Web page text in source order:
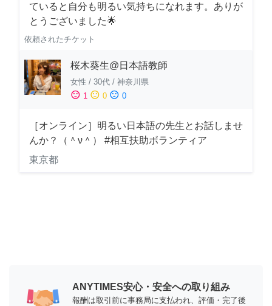
ていると自分も明るい気持ちになれます。ありが
とうございました🌟
依頼されたチケット
桜木葵生@日本語教師
女性 / 30代 / 神奈川県
sentiment_satisfied 1 sentiment_neutral 0 sentiment_dissatisfied 0
［オンライン］明るい日本語の先生とお話しませ
んか？（＾ν＾） #相互扶助ボランティア
東京都
ANYTIMES安心・安全への取り組み
報酬は取引前に事務局に支払われ、評価・完了後